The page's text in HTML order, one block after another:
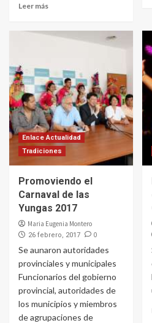
Leer más
Enlace Actualidad
Tradiciones
Promoviendo el
Carnaval de las
Yungas 2017
Maria Eugenia Montero
26 febrero, 2017 0
Se aunaron autoridades
provinciales y municipales
Funcionarios del gobierno
provincial, autoridades de
los municipios y miembros
de agrupaciones de